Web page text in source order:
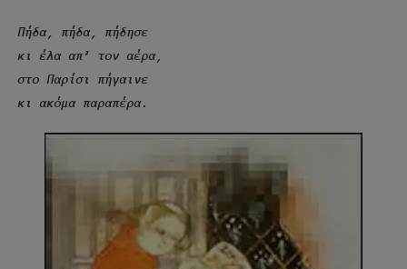
Πήδα, πήδα, πήδησε
κι έλα απ’ τον αέρα,
στο Παρίσι πήγαινε
κι ακόμα παραπέρα.